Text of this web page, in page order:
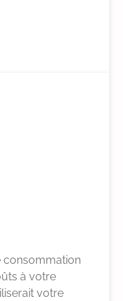
consommation
à votre
votre